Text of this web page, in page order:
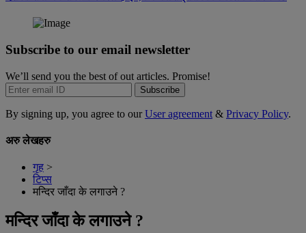
Subscribe to our email newsletter
We’ll send you the best of out articles. Promise!
Subscribe
By signing up, you agree to ourUser agreement & Privacy Policy.
अरु लेखहरु
गृह >
टिप्स
मन्दिर जाँदा के लगाउने ?
मन्दिर जाँदा के लगाउने ?